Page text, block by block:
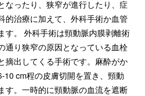
なったり、狭窄が進行したり、症
的治療に加えて、外科手術か血管
す。 外科手術は頸動脈内膜剥離術
通り狭窄の原因となっている血栓
摘出してくる手術です。麻酔がか
10 cm程の皮膚切開を置き、頸動
す。一時的に頸動脈の血流を遮断